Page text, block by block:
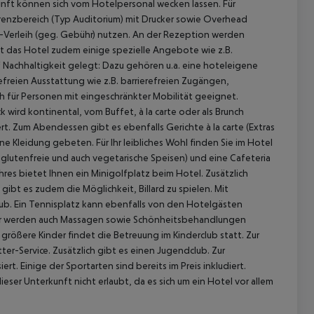
können sich vom Hotelpersonal wecken lassen. Für
(Typ Auditorium) mit Drucker sowie Overhead
(geg. Gebühr) nutzen. An der Rezeption werden
Hotel zudem einige spezielle Angebote wie z.B.
gelegt: Dazu gehören u.a. eine hoteleigene
Ausstattung wie z.B. barrierefreien Zugängen,
für Personen mit eingeschränkter Mobilität geeignet.
wird kontinental, vom Buffet, à la carte oder als Brunch
Zum Abendessen gibt es ebenfalls Gerichte à la carte (Extras
Kleidung gebeten. Für Ihr leibliches Wohl finden Sie im Hotel
und auch vegetarische Speisen) und eine Cafeteria
bietet Ihnen ein Minigolfplatz beim Hotel. Zusätzlich
es zudem die Möglichkeit, Billard zu spielen. Mit
Ein Tennisplatz kann ebenfalls von den Hotelgästen
auch Massagen sowie Schönheitsbehandlungen
Kinder findet die Betreuung im Kinderclub statt. Zur
Service. Zusätzlich gibt es einen Jugendclub. Zur
Einige der Sportarten sind bereits im Preis inkludiert.
Unterkunft nicht erlaubt, da es sich um ein Hotel vor allem